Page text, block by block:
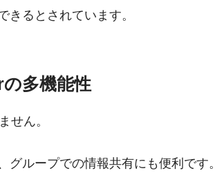
きるとされています。
多機能性
せん。
ループでの情報共有にも便利です。